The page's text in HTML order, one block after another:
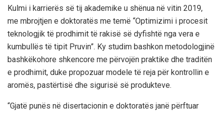
Kulmi i karrierës së tij akademike u shënua në vitin 2019,
me mbrojtjen e doktoratës me temë “Optimizimi i procesit
teknologjik të prodhimit të rakisë së dyfishtë nga vera e
kumbullës të tipit Pruvin”. Ky studim bashkon metodologjinë
bashkëkohore shkencore me përvojën praktike dhe traditën
e prodhimit, duke propozuar modele të reja për kontrollin e
aromës, pastërtisë dhe sigurisë së produkteve.
“Gjatë punës në disertacionin e doktoratës janë përftuar